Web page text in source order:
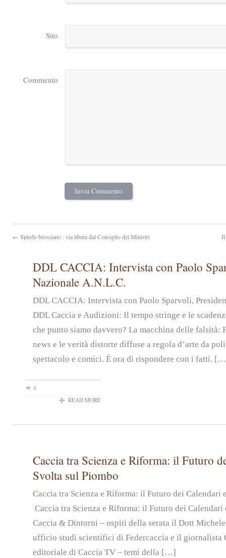
Sito
Commento
← Spiedo bresciano : via libera dal Consiglio dei Ministri Il
DDL CACCIA: Intervista con Paolo
Nazionale A.N.L.C.
DDL CACCIA: Intervista con Paolo Sparvoli,
DDL Caccia e Audizioni: Il tempo stringe e le
che punto siamo davvero? La macchina delle falsità:
news e le verità distorte diffuse a regola d’arte da
spettacolo e comici. È ora di rispondere con i fatti.
0
READ MORE
Caccia tra Scienza e Riforma: il Futuro
Svolta sul Piombo
Caccia tra Scienza e Riforma: il Futuro dei
Caccia tra Scienza e Riforma: il Futuro dei Calendari
Caccia & Dintorni – ospiti della serata il Dott
ufficio studi scientifici di Federcaccia e il giornalista
editoriale di Caccia TV – temi della […]